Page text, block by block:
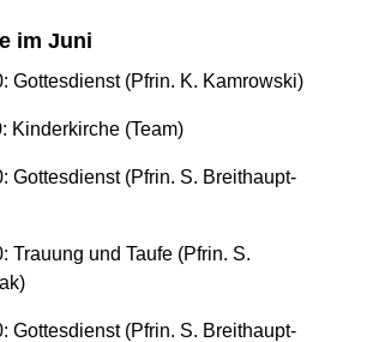
im Juni
Gottesdienst (Pfrin. K. Kamrowski)
Kinderkirche (Team)
Gottesdienst (Pfrin. S. Breithaupt-
Trauung und Taufe (Pfrin. S.
Gottesdienst (Pfrin. S. Breithaupt-